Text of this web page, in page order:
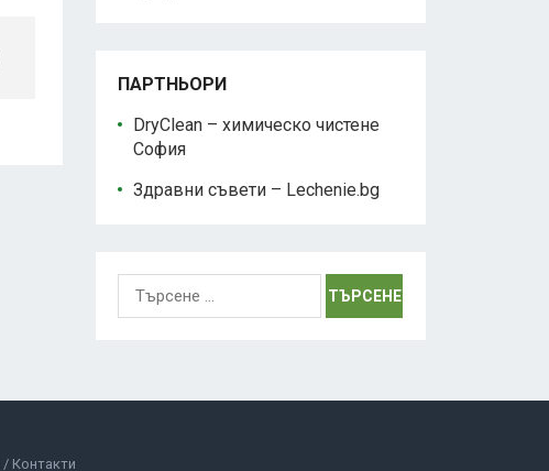
ПАРТНЬОРИ
DryClean – химическо чистене
София
Здравни съвети – Lechenie.bg
Търсене
Контакти